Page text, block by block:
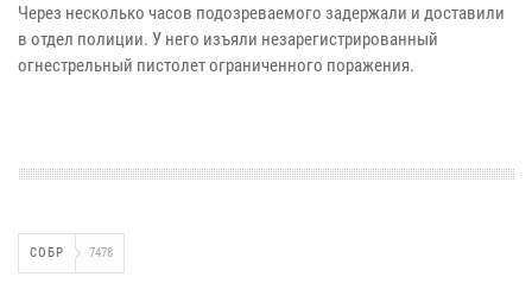
Через несколько часов подозреваемого задержали и доставили
в отдел полиции. У него изъяли незарегистрированный
огнестрельный пистолет ограниченного поражения.
СОБР 7478